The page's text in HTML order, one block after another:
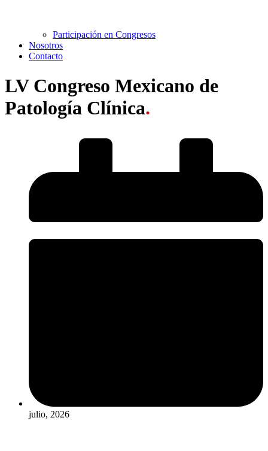
Participación en Congresos
Nosotros
Contacto
LV Congreso Mexicano de
Patología Clínica.
julio, 2026